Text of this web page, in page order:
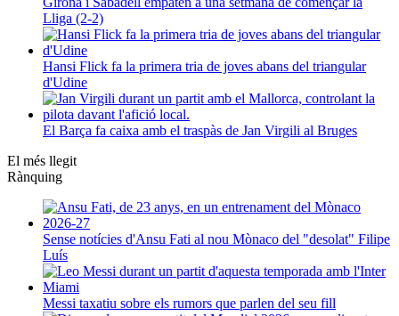
Lliga (2-2)
Hansi Flick fa la primera tria de joves abans del triangular
d'Udine
El Barça fa caixa amb el traspàs de Jan Virgili al Bruges
El més llegit
Rànquing
Sense notícies d'Ansu Fati al nou Mònaco del "desolat" Filipe
Luís
Messi taxatiu sobre els rumors que parlen del seu fill